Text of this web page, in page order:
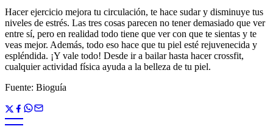
Hacer ejercicio mejora tu circulación, te hace sudar y disminuye tus
niveles de estrés. Las tres cosas parecen no tener demasiado que ver
entre sí, pero en realidad todo tiene que ver con que te sientas y te
veas mejor. Además, todo eso hace que tu piel esté rejuvenecida y
espléndida. ¡Y vale todo! Desde ir a bailar hasta hacer crossfit,
cualquier actividad física ayuda a la belleza de tu piel.
Fuente: Bioguía